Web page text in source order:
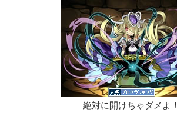
絶対に開けちゃダメよ！